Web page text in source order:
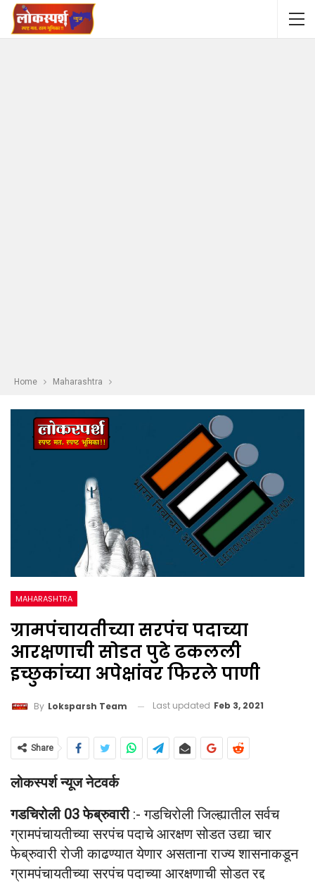
Home Maharashtra
MAHARASHTRA
ग्रामपंचायतीच्या सरपंच पदाच्या
आरक्षणाची सोडत पुढे ढकलली
इच्छुकांच्या अपेक्षांवर फिरले पाणी
By Loksparsh Team Last updated Feb 3, 2021
Share
लोकस्पर्श न्यूज नेटवर्क
गडचिरोली 03 फेब्रुवारी :- गडचिरोली जिल्ह्यातील सर्वच
ग्रामपंचायतीच्या सरपंच पदाचे आरक्षण सोडत उद्या चार
फेब्रुवारी रोजी काढण्यात येणार असताना राज्य शासनाकडून
ग्रामपंचायतीच्या सरपंच पदाच्या आरक्षणाची सोडत रद्द